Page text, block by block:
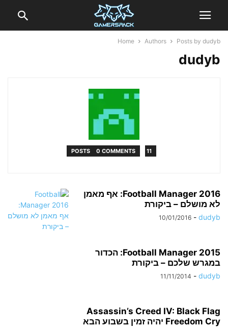
Home Authors Posts by dudyb
dudyb
11 POSTS
0 COMMENTS
Football Manager 2016: אף מאמן
לא מושלם – ביקורת
dudyb
-
10/01/2016
Football Manager 2015: הכדור
במגרש שלכם – ביקורת
dudyb
-
11/11/2014
Assassin’s Creed IV: Black Flag
Freedom Cry יהיה זמין בשבוע הבא